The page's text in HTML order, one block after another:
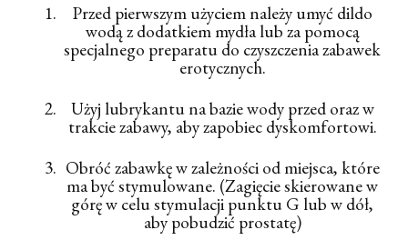
Przed pierwszym użyciem należy umyć dildo
wodą z dodatkiem mydła lub za pomocą
specjalnego preparatu do czyszczenia zabawek
erotycznych.
Użyj lubrykantu na bazie wody przed oraz w
trakcie zabawy, aby zapobiec dyskomfortowi.
Obróć zabawkę w zależności od miejsca, które
ma być stymulowane. (Zagięcie skierowane w
górę w celu stymulacji punktu G lub w dół,
aby pobudzić prostatę)